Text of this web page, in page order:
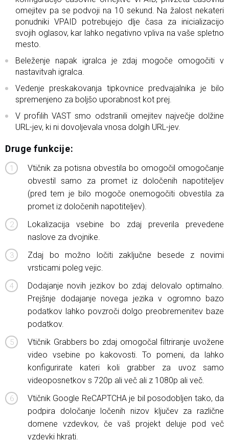
omejitev pa se podvoji na 10 sekund. Na žalost nekateri
ponudniki VPAID potrebujejo dlje časa za inicializacijo
svojih oglasov, kar lahko negativno vpliva na vaše spletno
mesto.
Beleženje napak igralca je zdaj mogoče omogočiti v
nastavitvah igralca.
Vedenje preskakovanja tipkovnice predvajalnika je bilo
spremenjeno za boljšo uporabnost kot prej.
V profilih VAST smo odstranili omejitev največje dolžine
URL-jev, ki ni dovoljevala vnosa dolgih URL-jev.
Druge funkcije:
Vtičnik za potisna obvestila bo omogočil omogočanje
obvestil samo za promet iz določenih napotiteljev
(pred tem je bilo mogoče onemogočiti obvestila za
promet iz določenih napotiteljev).
Lokalizacija vsebine bo zdaj preverila prevedene
naslove za dvojnike.
Zdaj bo možno ločiti zaključne besede z novimi
vrsticami poleg vejic.
Dodajanje novih jezikov bo zdaj delovalo optimalno.
Prejšnje dodajanje novega jezika v ogromno bazo
podatkov lahko povzroči dolgo preobremenitev baze
podatkov.
Vtičnik Grabbers bo zdaj omogočal filtriranje uvožene
video vsebine po kakovosti. To pomeni, da lahko
konfigurirate kateri koli grabber za uvoz samo
videoposnetkov s 720p ali več ali z 1080p ali več.
Vtičnik Google ReCAPTCHA je bil posodobljen tako, da
podpira določanje ločenih nizov ključev za različne
domene vzdevkov, če vaš projekt deluje pod več
vzdevki hkrati.